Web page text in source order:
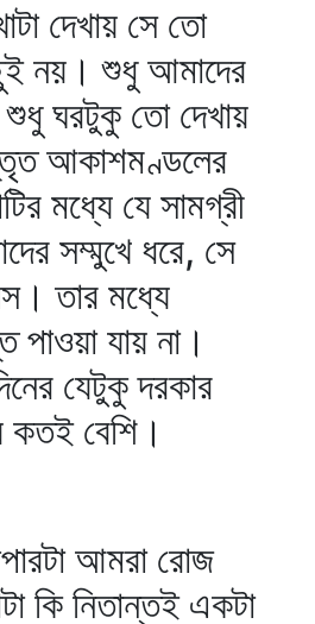
দেখায় সে তো
নয়। শুধু আমাদের
শুধু ঘরটুকু তো দেখায়
আকাশমণ্ডলের
মধ্যে যে সামগ্রী
সম্মুখে ধরে, সে
তার মধ্যে
পাওয়া যায় না।
যেটুকু দরকার
কতই বেশি।
আমরা রোজ
কি নিতান্তই একটা